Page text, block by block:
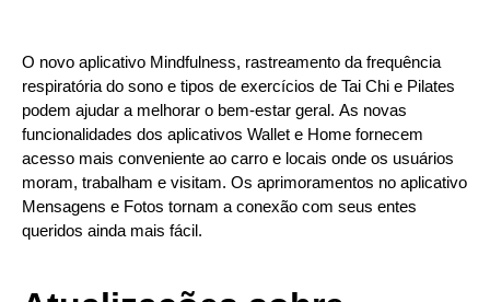
O novo aplicativo Mindfulness, rastreamento da frequência
respiratória do sono e tipos de exercícios de Tai Chi e Pilates
podem ajudar a melhorar o bem-estar geral. As novas
funcionalidades dos aplicativos Wallet e Home fornecem
acesso mais conveniente ao carro e locais onde os usuários
moram, trabalham e visitam. Os aprimoramentos no aplicativo
Mensagens e Fotos tornam a conexão com seus entes
queridos ainda mais fácil.